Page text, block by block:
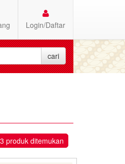
Login/Daftar
3 produk ditemukan